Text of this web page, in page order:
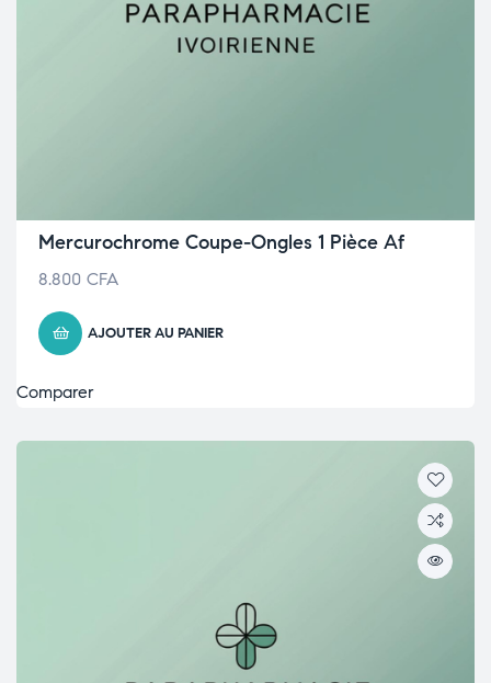
Mercurochrome Coupe-Ongles 1 Pièce Af
8.800 CFA
AJOUTER AU PANIER
Comparer